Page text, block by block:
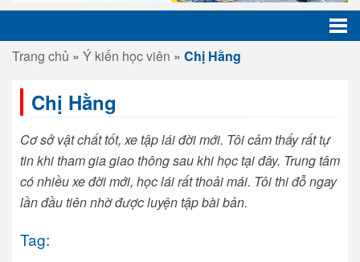
Trang chủ » Ý kiến học viên » Chị Hằng
Chị Hằng
Cơ sở vật chất tốt, xe tập lái đời mới. Tôi cảm thấy rất tự
tin khi tham gia giao thông sau khi học tại đây. Trung tâm
có nhiều xe đời mới, học lái rất thoải mái. Tôi thi đỗ ngay
lần đầu tiên nhờ được luyện tập bài bản.
Tag: